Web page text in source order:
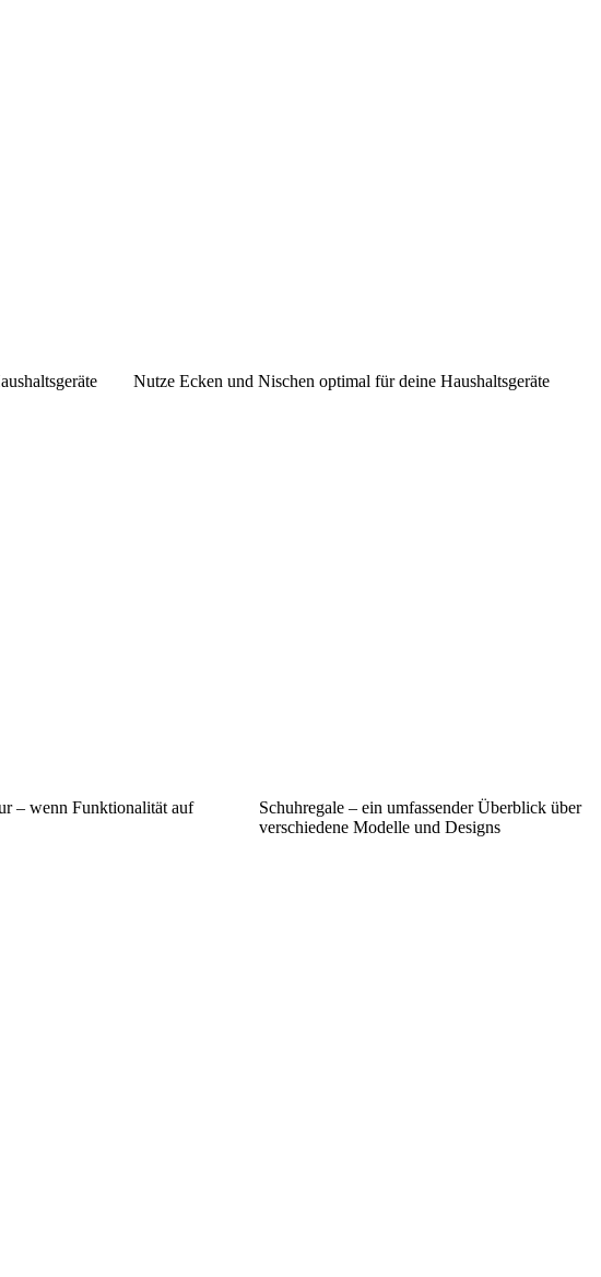
Nutze Ecken und Nischen optimal für deine Haushaltsgeräte
– wenn Funktionalität auf
Schuhregale – ein umfassender Überblick über
verschiedene Modelle und Designs